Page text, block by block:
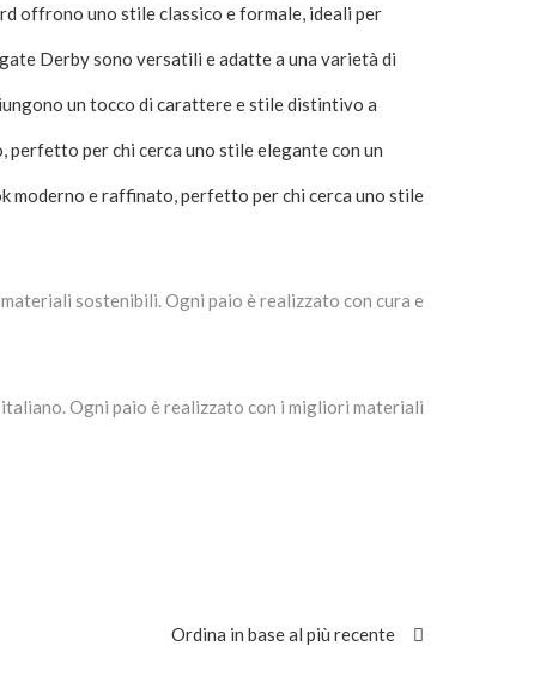
offrono uno stile classico e formale, ideali per
Derby sono versatili e adatte a una varietà di
un tocco di carattere e stile distintivo a
perfetto per chi cerca uno stile elegante con un
moderno e raffinato, perfetto per chi cerca uno stile
sostenibili. Ogni paio è realizzato con cura e
Ogni paio è realizzato con i migliori materiali
Ordina in base al più recente